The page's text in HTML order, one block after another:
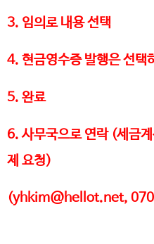
3. 임의로 내용 선택
4. 현금영수증 발행은 선택
5. 완료
6. 사무국으로 연락 (세금
제 요청)
(yhkim@hellot.net,